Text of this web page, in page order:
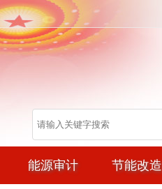
能源审计 节能改造